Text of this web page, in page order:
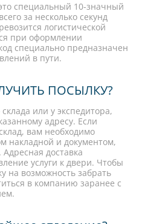
специальный 10-значный
за несколько секунд
логистической
при оформлении
специально предназначен
в пути.
ПОСЫЛКУ?
или у экспедитора,
адресу. Если
вам необходимо
накладной и документом,
доставка
услуги к двери. Чтобы
на возможность забрать
в компанию заранее с